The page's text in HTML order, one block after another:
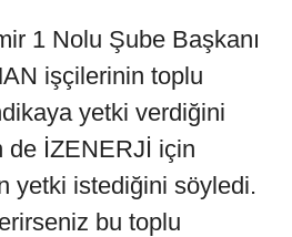
1 Nolu Şube Başkanı
işçilerinin toplu
yetki verdiğini
de İZENERJİ için
yetki istediğini söyledi.
bu toplu